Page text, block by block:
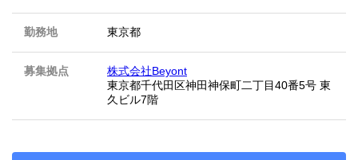
勤務地 東京都
募集拠点
株式会社Beyont
東京都千代田区神田神保町二丁目40番5号 東
久ビル7階